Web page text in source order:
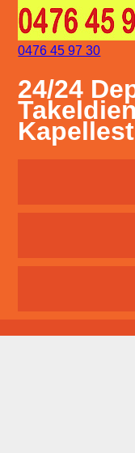
0476 45 97 30
24/24